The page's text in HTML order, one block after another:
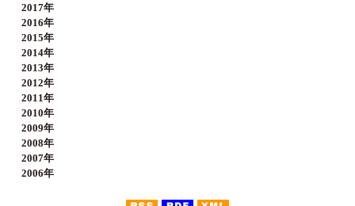
2017年
2016年
2015年
2014年
2013年
2012年
2011年
2010年
2009年
2008年
2007年
2006年